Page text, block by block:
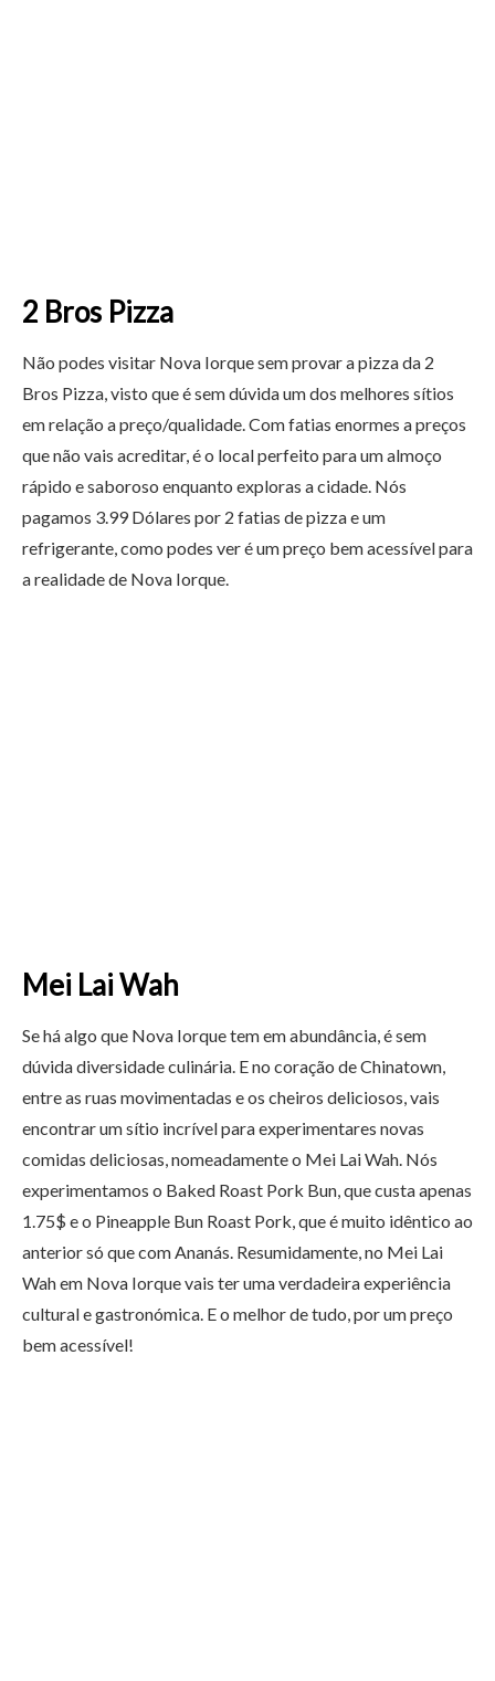
2 Bros Pizza
Não podes visitar Nova Iorque sem provar a pizza da 2
Bros Pizza, visto que é sem dúvida um dos melhores sítios
em relação a preço/qualidade. Com fatias enormes a preços
que não vais acreditar, é o local perfeito para um almoço
rápido e saboroso enquanto exploras a cidade. Nós
pagamos 3.99 Dólares por 2 fatias de pizza e um
refrigerante, como podes ver é um preço bem acessível para
a realidade de Nova Iorque.
Mei Lai Wah
Se há algo que Nova Iorque tem em abundância, é sem
dúvida diversidade culinária. E no coração de Chinatown,
entre as ruas movimentadas e os cheiros deliciosos, vais
encontrar um sítio incrível para experimentares novas
comidas deliciosas, nomeadamente o Mei Lai Wah. Nós
experimentamos o Baked Roast Pork Bun, que custa apenas
1.75$ e o Pineapple Bun Roast Pork, que é muito idêntico ao
anterior só que com Ananás. Resumidamente, no Mei Lai
Wah em Nova Iorque vais ter uma verdadeira experiência
cultural e gastronómica. E o melhor de tudo, por um preço
bem acessível!